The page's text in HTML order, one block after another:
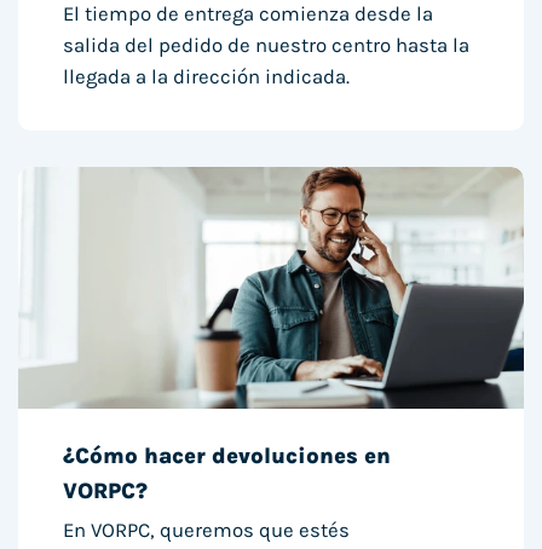
El tiempo de entrega comienza desde la
salida del pedido de nuestro centro hasta la
llegada a la dirección indicada.
¿Cómo hacer devoluciones en
VORPC?
En VORPC, queremos que estés